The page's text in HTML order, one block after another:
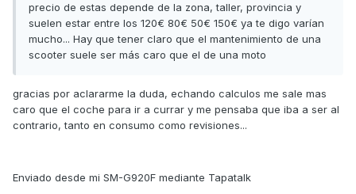
precio de estas depende de la zona, taller, provincia y
suelen estar entre los 120€ 80€ 50€ 150€ ya te digo varían
mucho... Hay que tener claro que el mantenimiento de una
scooter suele ser más caro que el de una moto
gracias por aclararme la duda, echando calculos me sale mas
caro que el coche para ir a currar y me pensaba que iba a ser al
contrario, tanto en consumo como revisiones...
Enviado desde mi SM-G920F mediante Tapatalk